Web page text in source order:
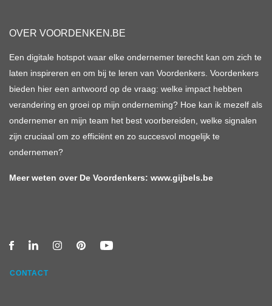
OVER VOORDENKEN.BE
Een digitale hotspot waar elke ondernemer terecht kan om zich te
laten inspireren en om bij te leren van Voordenkers. Voordenkers
bieden hier een antwoord op de vraag: welke impact hebben
verandering en groei op mijn onderneming? Hoe kan ik mezelf als
ondernemer en mijn team het best voorbereiden, welke signalen
zijn cruciaal om zo efficiënt en zo succesvol mogelijk te
ondernemen?
Meer weten over De Voordenkers: www.gijbels.be
CONTACT